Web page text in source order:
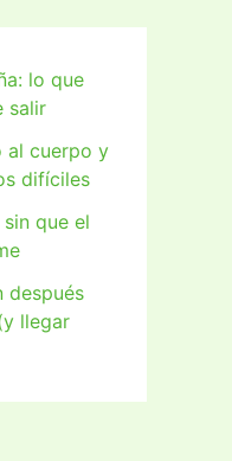
lo que
salir
al cuerpo y
difíciles
que el
después
llegar